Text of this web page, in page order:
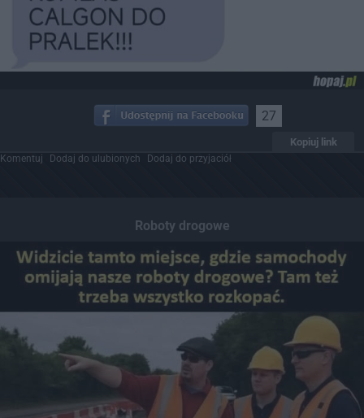
27
Kopiuj link
Komentuj Dodaj do ulubionych Dodaj do przyjaciół
Roboty drogowe